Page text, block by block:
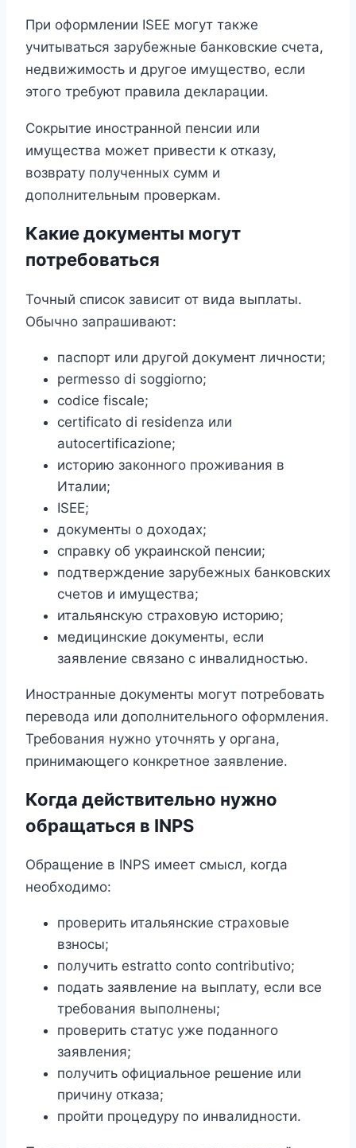
При оформлении ISEE могут также
учитываться зарубежные банковские счета,
недвижимость и другое имущество, если
этого требуют правила декларации.
Сокрытие иностранной пенсии или
имущества может привести к отказу,
возврату полученных сумм и
дополнительным проверкам.
Какие документы могут
потребоваться
Точный список зависит от вида выплаты.
Обычно запрашивают:
паспорт или другой документ личности;
permesso di soggiorno;
codice fiscale;
certificato di residenza или
autocertificazione;
историю законного проживания в
Италии;
ISEE;
документы о доходах;
справку об украинской пенсии;
подтверждение зарубежных банковских
счетов и имущества;
итальянскую страховую историю;
медицинские документы, если
заявление связано с инвалидностью.
Иностранные документы могут потребовать
перевода или дополнительного оформления.
Требования нужно уточнять у органа,
принимающего конкретное заявление.
Когда действительно нужно
обращаться в INPS
Обращение в INPS имеет смысл, когда
необходимо:
проверить итальянские страховые
взносы;
получить estratto conto contributivo;
подать заявление на выплату, если все
требования выполнены;
проверить статус уже поданного
заявления;
получить официальное решение или
причину отказа;
пройти процедуру по инвалидности.